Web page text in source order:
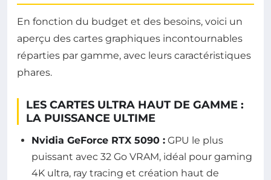
En fonction du budget et des besoins, voici un
aperçu des cartes graphiques incontournables
réparties par gamme, avec leurs caractéristiques
phares.
LES CARTES ULTRA HAUT DE GAMME :
LA PUISSANCE ULTIME
Nvidia GeForce RTX 5090 : GPU le plus
puissant avec 32 Go VRAM, idéal pour gaming
4K ultra, ray tracing et création haut de